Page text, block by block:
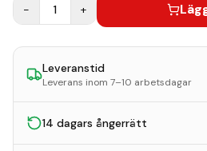
− 1 +
Leveranstid
Leverans inom 7–10 arbetsdagar
14 dagars ångerrätt